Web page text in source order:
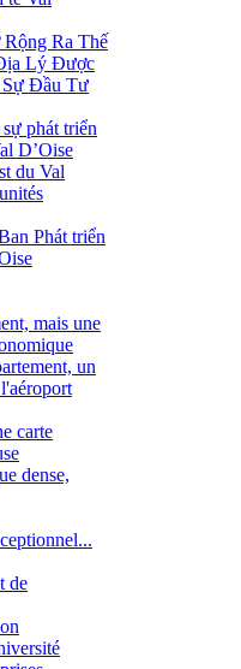
Ra Thế
Lý Được
Đầu Tư
phát triển
D’Oise
du Val
Phát triển
mais une
un
carte
dense,
de